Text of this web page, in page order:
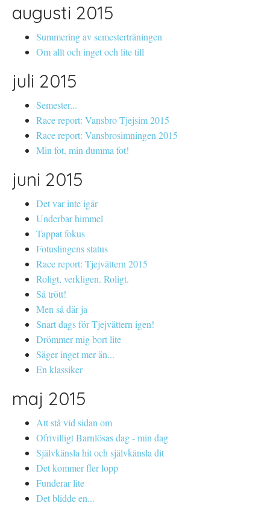
augusti 2015
Summering av semesterträningen
Om allt och inget och lite till
juli 2015
Semester...
Race report: Vansbro Tjejsim 2015
Race report: Vansbrosimningen 2015
Min fot, min dumma fot!
juni 2015
Det var inte igår
Underbar himmel
Tappat fokus
Fotuslingens status
Race report: Tjejvättern 2015
Roligt, verkligen. Roligt.
Så trött!
Men så där ja
Snart dags för Tjejvättern igen!
Drömmer mig bort lite
Säger inget mer än...
En klassiker
maj 2015
Att stå vid sidan om
Ofrivilligt Barnlösas dag - min dag
Självkänsla hit och självkänsla dit
Det kommer fler lopp
Funderar lite
Det blidde en...